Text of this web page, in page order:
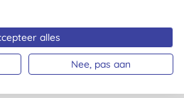
voor een
alles
Nee, pas aan